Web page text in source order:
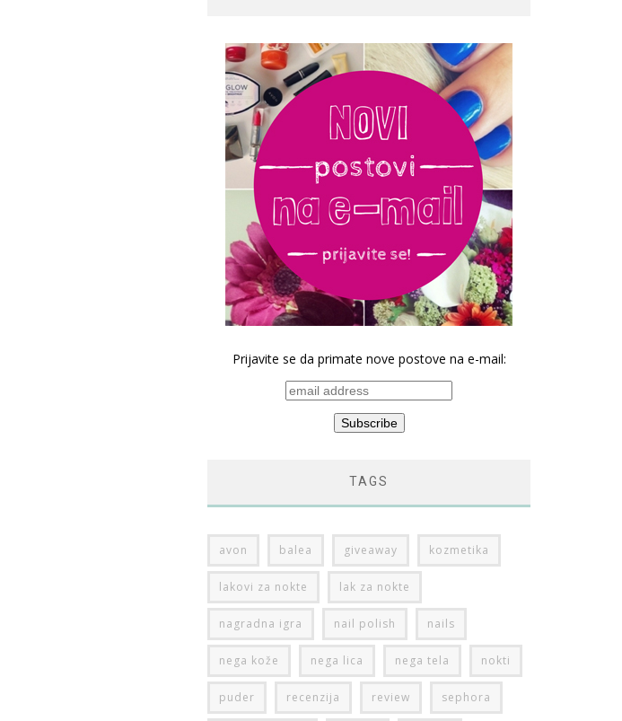
Prijavite se da primate nove postove na e-mail:
TAGS
avon balea giveaway kozmetika
lakovi za nokte lak za nokte
nagradna igra nail polish nails
nega kože nega lica nega tela nokti
puder recenzija review sephora